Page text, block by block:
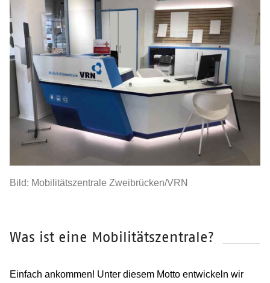
Der VRN
Bild: Mobilitätszentrale Zweibrücken/VRN
Was ist eine Mobilitätszentrale?
Einfach ankommen! Unter diesem Motto entwickeln wir